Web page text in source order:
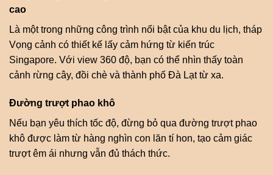
cao
Là một trong những công trình nổi bật của khu du lịch, tháp
Vọng cảnh có thiết kế lấy cảm hứng từ kiến trúc
Singapore. Với view 360 độ, bạn có thể nhìn thấy toàn
cảnh rừng cây, đồi chè và thành phố Đà Lạt từ xa.
Đường trượt phao khô
Nếu bạn yêu thích tốc độ, đừng bỏ qua đường trượt phao
khô được làm từ hàng nghìn con lăn tí hon, tạo cảm giác
trượt êm ái nhưng vẫn đủ thách thức.